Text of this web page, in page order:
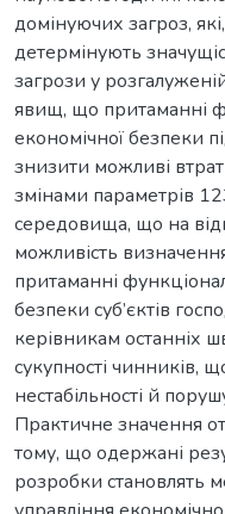
домінуючих загроз,
детермінують
загрози у
явищ, що притаманні
економічної безпеки
знизити можливі
змінами параметрів
середовища, що на
можливість
притаманні
безпеки суб’єктів
керівникам останніх
сукупності чинників,
нестабільності й
Практичне значення
тому, що одержані
розробки становлять